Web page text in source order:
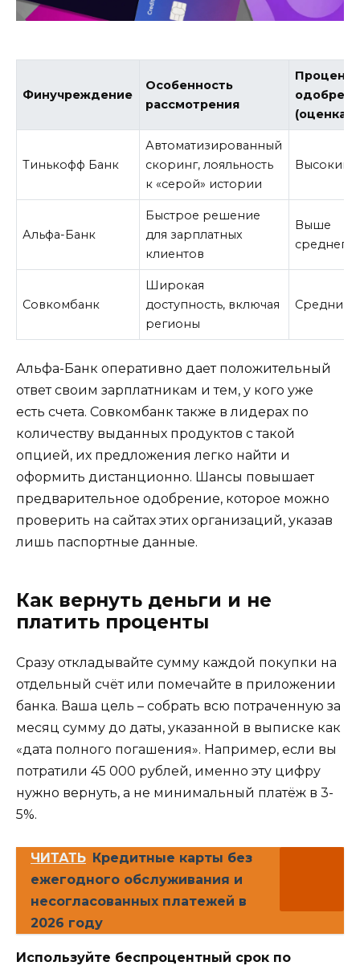
Финучреждение
Особенность
рассмотрения
Процент
(оценка)
Тинькофф Банк
Автоматизированный
скоринг, лояльность
к «серой» истории
Высокий
Альфа-Банк
Быстрое решение
для зарплатных
клиентов
Выше
среднего
Совкомбанк
Широкая
доступность, включая
регионы
Средний
Альфа-Банк оперативно дает положительный
ответ своим зарплатникам и тем, у кого уже
есть счета. Совкомбанк также в лидерах по
количеству выданных продуктов с такой
опцией, их предложения легко найти и
оформить дистанционно. Шансы повышает
предварительное одобрение, которое можно
проверить на сайтах этих организаций, указав
лишь паспортные данные.
Как вернуть деньги и не
платить проценты
Сразу откладывайте сумму каждой покупки на
отдельный счёт или помечайте в приложении
банка. Ваша цель – собрать всю потраченную за
месяц сумму до даты, указанной в выписке как
«дата полного погашения». Например, если вы
потратили 45 000 рублей, именно эту цифру
нужно вернуть, а не минимальный платёж в 3-
5%.
ЧИТАТЬ Кредитные карты без
ежегодного обслуживания и
несогласованных платежей в
2026 году
Используйте беспроцентный срок по